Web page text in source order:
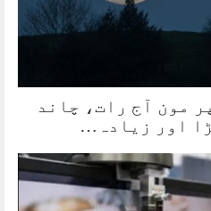
مون آج رات، چاند
اور زیادہ…